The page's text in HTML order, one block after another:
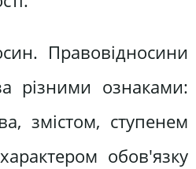
Правовідносини
різними ознаками:
змістом, ступенем
характером обов'язку